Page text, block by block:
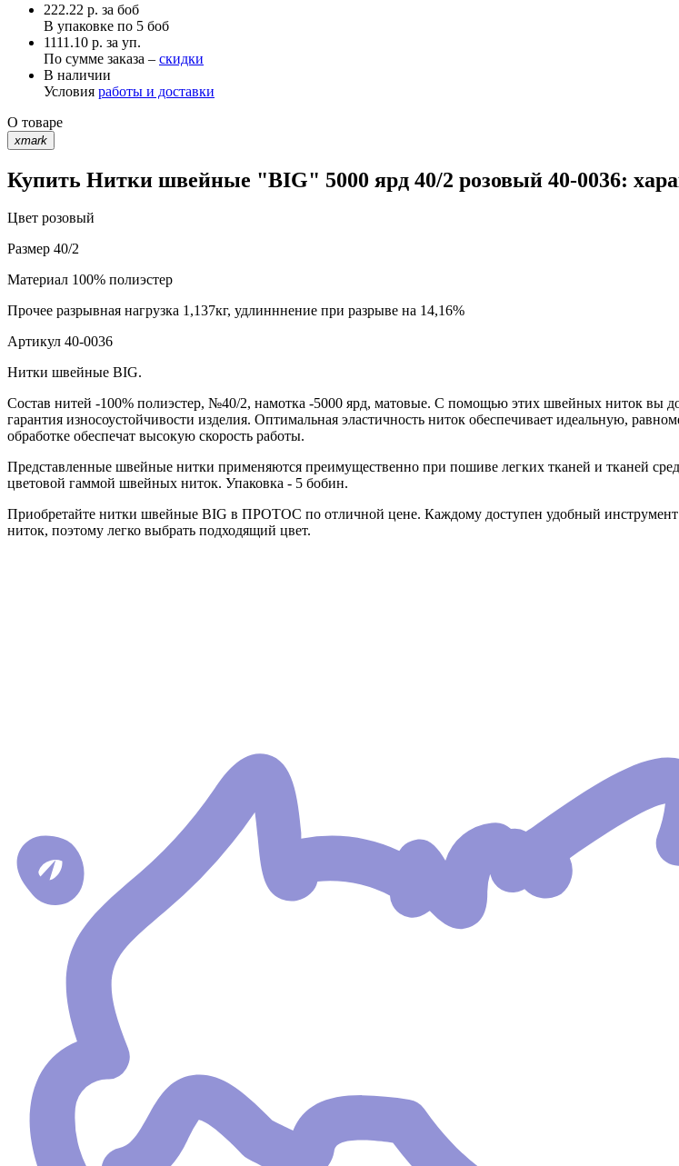
222.22 р. за боб
В упаковке по 5 боб
1111.10 р. за уп.
По сумме заказа – скидки
В наличии
Условия работы и доставки
О товаре
xmark
Купить Нитки швейные "BIG" 5000 ярд 40/2 розовый 40-0036:
Цвет розовый
Размер 40/2
Материал 100% полиэстер
Прочее разрывная нагрузка 1,137кг, удлинннение при разрыве на 14,16%
Артикул 40-0036
Нитки швейные BIG.
Состав нитей -100% полиэстер, №40/2, намотка -5000 ярд, матовые. С помощью этих швейных ниток вы
гарантия износоустойчивости изделия. Оптимальная эластичность ниток обеспечивает идеальную,
обработке обеспечат высокую скорость работы.
Представленные швейные нитки применяются преимущественно при пошиве легких тканей и тканей
цветовой гаммой швейных ниток. Упаковка - 5 бобин.
Приобретайте нитки швейные BIG в ПРОТОС по отличной цене. Каждому доступен удобный инструмент
ниток, поэтому легко выбрать подходящий цвет.